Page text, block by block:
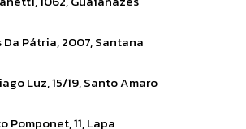
Pátria, 2007, Santana
Luz, 15/19, Santo Amaro
11, Lapa